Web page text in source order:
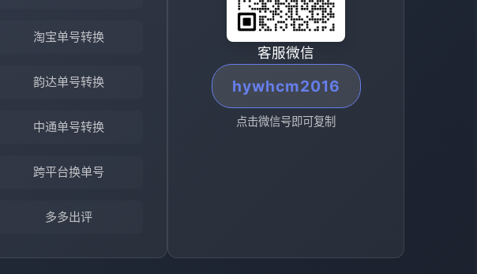
淘宝单号转换
韵达单号转换
中通单号转换
跨平台换单号
多多出评
客服微信
hywhcm2016
点击微信号即可复制